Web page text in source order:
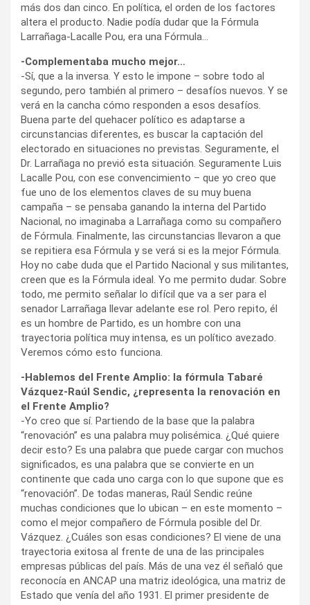
más dos dan cinco. En política, el orden de los factores
altera el producto. Nadie podía dudar que la Fórmula
Larrañaga-Lacalle Pou, era una Fórmula…
-Complementaba mucho mejor…
-Sí, que a la inversa. Y esto le impone – sobre todo al
segundo, pero también al primero – desafíos nuevos. Y se
verá en la cancha cómo responden a esos desafíos.
Buena parte del quehacer político es adaptarse a
circunstancias diferentes, es buscar la captación del
electorado en situaciones no previstas. Seguramente, el
Dr. Larrañaga no previó esta situación. Seguramente Luis
Lacalle Pou, con ese convencimiento – que yo creo que
fue uno de los elementos claves de su muy buena
campaña – se pensaba ganando la interna del Partido
Nacional, no imaginaba a Larrañaga como su compañero
de Fórmula. Finalmente, las circunstancias llevaron a que
se repitiera esa Fórmula y se verá si es la mejor Fórmula.
Hoy no cabe duda que el Partido Nacional y sus militantes,
creen que es la Fórmula ideal. Yo me permito dudar. Sobre
todo, me permito señalar lo difícil que va a ser para el
senador Larrañaga llevar adelante ese rol. Pero repito, él
es un hombre de Partido, es un hombre con una
trayectoria política muy intensa, es un político avezado.
Veremos cómo esto funciona.
-Hablemos del Frente Amplio: la fórmula Tabaré
Vázquez-Raúl Sendic, ¿representa la renovación en
el Frente Amplio?
-Yo creo que sí. Partiendo de la base que la palabra
“renovación” es una palabra muy polisémica. ¿Qué quiere
decir esto? Es una palabra que puede cargar con muchos
significados, es una palabra que se convierte en un
continente que cada uno carga con lo que supone que es
“renovación”. De todas maneras, Raúl Sendic reúne
muchas condiciones que lo ubican – en este momento –
como el mejor compañero de Fórmula posible del Dr.
Vázquez. ¿Cuáles son esas condiciones? El viene de una
trayectoria exitosa al frente de una de las principales
empresas públicas del país. Más de una vez él señaló que
reconocía en ANCAP una matriz ideológica, una matriz de
Estado que venía del año 1931. El primer presidente de